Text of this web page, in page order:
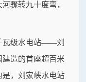
骤转九十度弯，
瓦级水电站——刘
造的首座超百米
，刘家峡水电站